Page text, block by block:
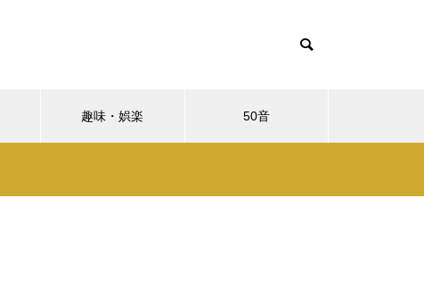
趣味・娯楽 50音